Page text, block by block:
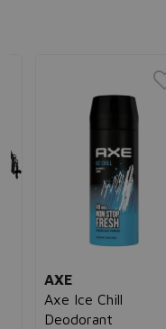
AXE
Axe Ice Chill
Deodorant